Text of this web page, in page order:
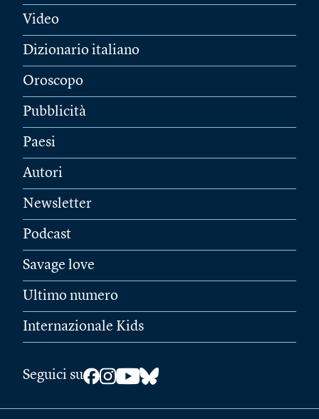
Video
Dizionario italiano
Oroscopo
Pubblicità
Paesi
Autori
Newsletter
Podcast
Savage love
Ultimo numero
Internazionale Kids
Seguici su